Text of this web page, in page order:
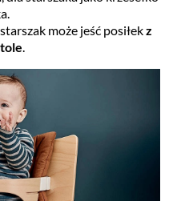
może jeść posiłekz
.